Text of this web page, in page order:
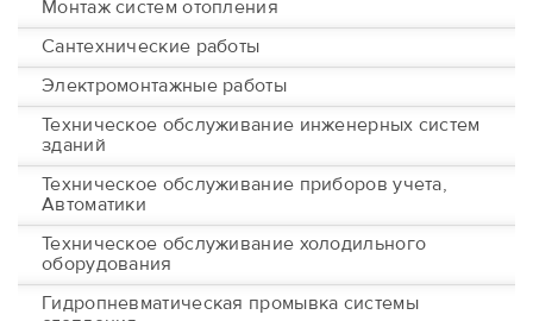
Монтаж систем отопления
Сантехнические работы
Электромонтажные работы
Техническое обслуживание инженерных систем
зданий
Техническое обслуживание приборов учета,
Автоматики
Техническое обслуживание холодильного
оборудования
Гидропневматическая промывка системы